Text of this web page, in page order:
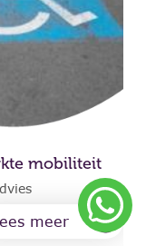
mobiliteit
lees meer